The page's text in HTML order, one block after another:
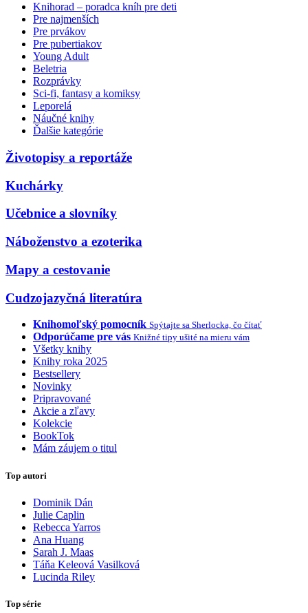
Knihorad – poradca kníh pre deti
Pre najmenších
Pre prvákov
Pre pubertiakov
Young Adult
Beletria
Rozprávky
Sci-fi, fantasy a komiksy
Leporelá
Náučné knihy
Ďalšie kategórie
Životopisy a reportáže
Kuchárky
Učebnice a slovníky
Náboženstvo a ezoterika
Mapy a cestovanie
Cudzojazyčná literatúra
Knihomoľský pomocník Spýtajte sa Sherlocka, čo čítať
Odporúčame pre vás Knižné tipy ušité na mieru vám
Všetky knihy
Knihy roka 2025
Bestsellery
Novinky
Pripravované
Akcie a zľavy
Kolekcie
BookTok
Mám záujem o titul
Top autori
Dominik Dán
Julie Caplin
Rebecca Yarros
Ana Huang
Sarah J. Maas
Táňa Keleová Vasilková
Lucinda Riley
Top série